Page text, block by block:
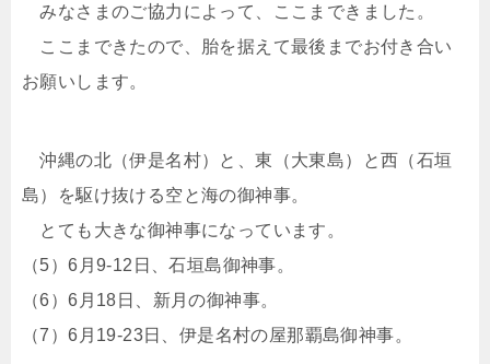
みなさまのご協力によって、ここまできました。
ここまできたので、胎を据えて最後までお付き合い
お願いします。
沖縄の北（伊是名村）と、東（大東島）と西（石垣
島）を駆け抜ける空と海の御神事。
とても大きな御神事になっています。
（5）6月9-12日、石垣島御神事。
（6）6月18日、新月の御神事。
（7）6月19-23日、伊是名村の屋那覇島御神事。